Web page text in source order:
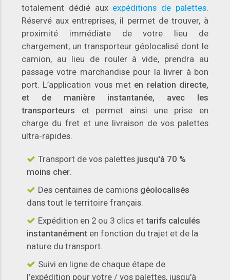
totalement dédié aux expéditions de palettes.
Réservé aux entreprises, il permet de trouver, à
proximité immédiate de votre lieu de
chargement, un transporteur géolocalisé dont le
camion, au lieu de rouler à vide, prendra au
passage votre marchandise pour la livrer à bon
port. L’application vous met en relation directe,
et de manière instantanée, avec les
transporteurs et permet ainsi une prise en
charge du fret et une livraison de vos palettes
ultra-rapides.
Transport de vos palettes jusqu'à 70 %
moins cher.
Des centaines de camions géolocalisés
dans tout le territoire français.
Expédition en 2 ou 3 clics et tarifs calculés
instantanémenten fonction du trajet et de la
nature du transport.
Suivi en ligne de chaque étape de
l’expédition pour votre / vos palettes, jusqu'à